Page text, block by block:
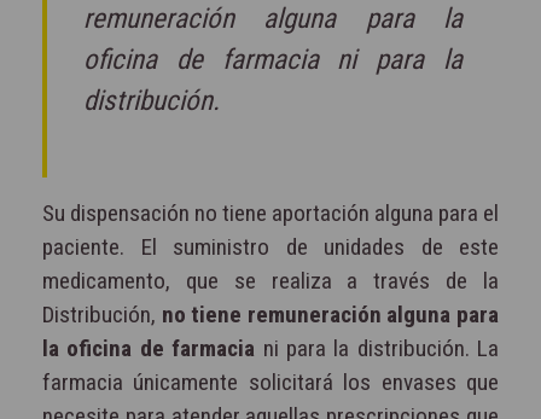
remuneración alguna para la
oficina de farmacia ni para la
distribución.
Su dispensación no tiene aportación alguna para el
paciente. El suministro de unidades de este
medicamento, que se realiza a través de la
Distribución, no tiene remuneración alguna para
la oficina de farmacia ni para la distribución. La
farmacia únicamente solicitará los envases que